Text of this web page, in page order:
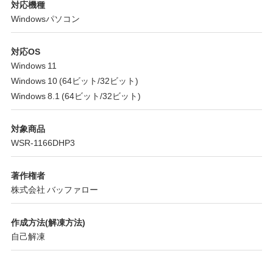
対応機種
Windowsパソコン
対応OS
Windows 11
Windows 10 (64ビット/32ビット)
Windows 8.1 (64ビット/32ビット)
対象商品
WSR-1166DHP3
著作権者
株式会社 バッファロー
作成方法(解凍方法)
自己解凍